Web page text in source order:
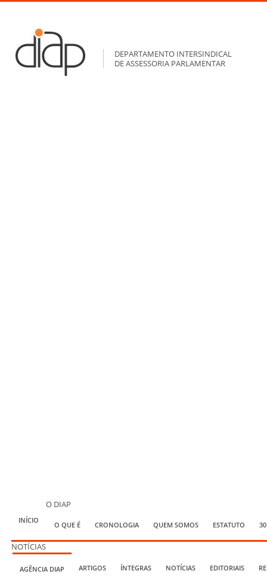
DEPARTAMENTO INTERSINDICAL
DE ASSESSORIA PARLAMENTAR
INÍCIO
O DIAP
O QUE É CRONOLOGIA QUEM SOMOS ESTATUTO
NOTÍCIAS
AGÊNCIA DIAP ARTIGOS ÍNTEGRAS NOTÍCIAS EDITORIAIS